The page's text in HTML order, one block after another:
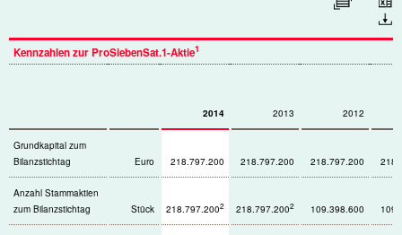
Tabelle vergrößern Download
Kennzahlen zur ProSiebenSat.1-Aktie1
2014 2013 2012
Grundkapital zum
Bilanzstichtag
Euro 218.797.200 218.797.200 218.797.200
Anzahl Stammaktien
zum Bilanzstichtag
Stück 218.797.2002 218.797.2002 109.398.600